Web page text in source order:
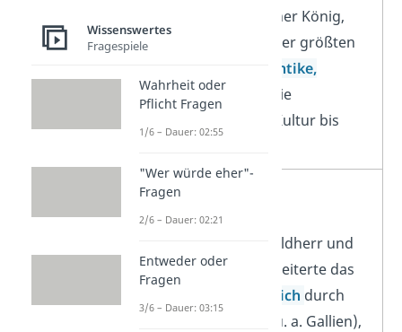
makedonischer König,
schuf eines der größten
Antike,
verbreitete die
griechische Kultur bis
römischer Feldherr und
Politiker, erweiterte das
Römische Reich durch
Eroberung (u. a. Gallien),
Wissenswertes
Fragespiele
Wahrheit oder
Pflicht Fragen
1/6 – Dauer: 02:55
"Wer würde eher"-
Fragen
2/6 – Dauer: 02:21
Entweder oder
Fragen
3/6 – Dauer: 03:15